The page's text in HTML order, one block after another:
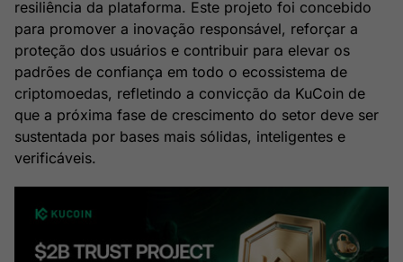
resiliência da plataforma. Este projeto foi concebido
para promover a inovação responsável, reforçar a
proteção dos usuários e contribuir para elevar os
padrões de confiança em todo o ecossistema de
criptomoedas, refletindo a convicção da KuCoin de
que a próxima fase de crescimento do setor deve ser
sustentada por bases mais sólidas, inteligentes e
verificáveis.